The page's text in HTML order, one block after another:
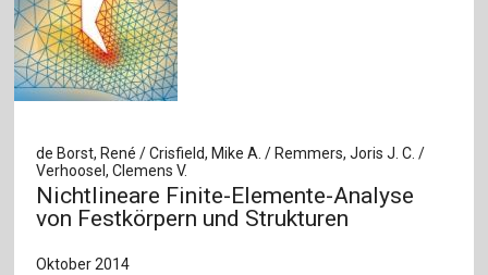
de Borst, René / Crisfield, Mike A. / Remmers, Joris J. C. /
Verhoosel, Clemens V.
Nichtlineare Finite-Elemente-Analyse
von Festkörpern und Strukturen
Oktober 2014